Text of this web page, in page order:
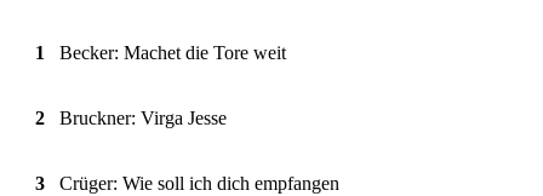
1 Becker: Machet die Tore weit
2 Bruckner: Virga Jesse
3 Crüger: Wie soll ich dich empfangen